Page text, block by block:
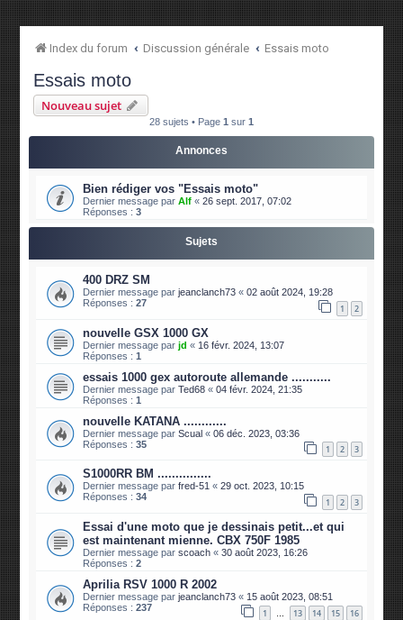
Index du forum Discussion générale Essais moto
Essais moto
Nouveau sujet
28 sujets • Page 1 sur 1
Annonces
Bien rédiger vos "Essais moto"
Dernier message parAlf «26 sept. 2017, 07:02
Réponses :3
Sujets
400 DRZ SM
Dernier message parjeanclanch73 «02 août 2024, 19:28
Réponses :27 1 2
nouvelle GSX 1000 GX
Dernier message parjd « 16 févr. 2024, 13:07
Réponses :1
essais 1000 gex autoroute allemande ...........
Dernier message parTed68 «04 févr. 2024, 21:35
Réponses :1
nouvelle KATANA ............
Dernier message parScual «06 déc. 2023, 03:36
Réponses :35 1 2 3
S1000RR BM ...............
Dernier message parfred-51 «29 oct. 2023, 10:15
Réponses :34 1 2 3
Essai d'une moto que je dessinais petit...et qui
est maintenant mienne. CBX 750F 1985
Dernier message parscoach «30 août 2023, 16:26
Réponses :2
Aprilia RSV 1000 R 2002
Dernier message parjeanclanch73 « 15 août 2023, 08:51
Réponses :237 1 … 13 14 15 16